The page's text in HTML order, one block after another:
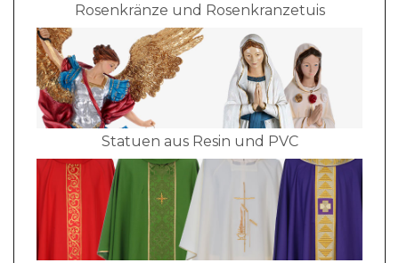
Rosenkränze und Rosenkranzetuis
Statuen aus Resin und PVC